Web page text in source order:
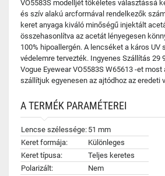
VO5583S modelljét tökéletes választássá
és szív alakú arcformával rendelkezők
keret anyaga kiváló minőségű injektált
összehasonlítva az acetát lényegesen
100% hipoallergén. A lencséket a káros UV
védelemre tervezték. Ingyenes Szállítás 29
Vogue Eyewear VO5583S W65613 -et
szállítjuk egyenesen az ajtódhoz az eredeti
A TERMÉK PARAMÉTEREI
Lencse szélessége: 51 mm
Keret formája:
Különleges
Keret típusa:
Teljes keretes
Polarizált:
Nem